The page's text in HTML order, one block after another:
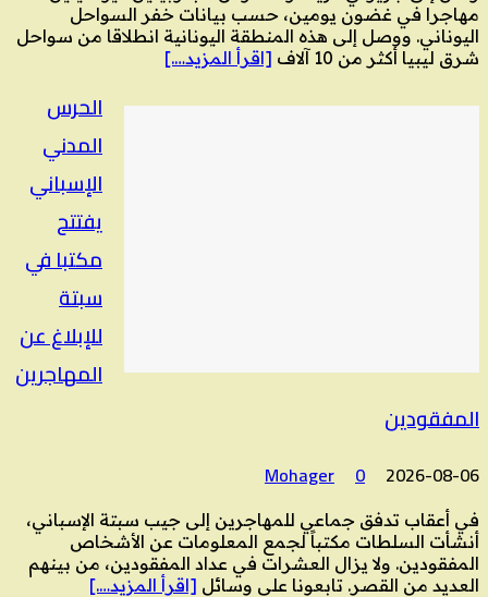
مهاجرا في غضون يومين، حسب بيانات خفر السواحل
اليوناني. ووصل إلى هذه المنطقة اليونانية انطلاقا من سواحل
شرق ليبيا أكثر من 10 آلاف
[اقرأ المزيد….]
الحرس
المدني
الإسباني
يفتتح
مكتبا في
سبتة
للإبلاغ عن
المهاجرين
المفقودين
2026-08-06
Mohager 0
في أعقاب تدفق جماعي للمهاجرين إلى جيب سبتة الإسباني،
أنشأت السلطات مكتباً لجمع المعلومات عن الأشخاص
المفقودين. ولا يزال العشرات في عداد المفقودين، من بينهم
العديد من القصر. تابعونا على وسائل [اقرأ المزيد….]